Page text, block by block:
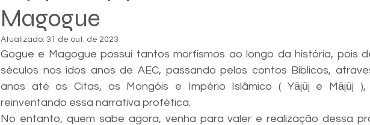
Magogue
Atualizado: 31 de out. de 2023
Gogue e Magogue possui tantos morfismos ao longo da história, pois
séculos nos idos anos de AEC, passando pelos contos Bíblicos,
anos até os Citas, os Mongóis e Império Islâmico ( Yājūj e Mājūj
reinventando essa narrativa profética.
No entanto, quem sabe agora, venha para valer e realização dessa